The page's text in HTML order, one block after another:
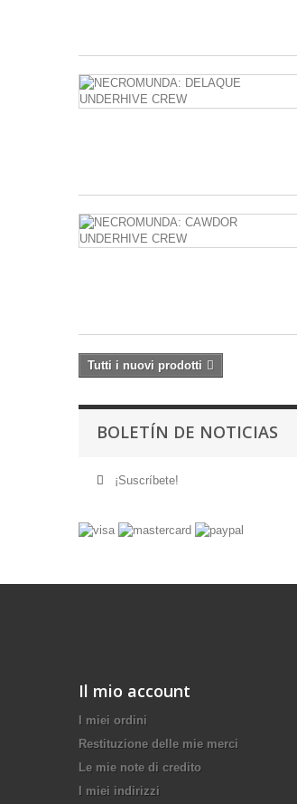
Tutti i nuovi prodotti
BOLETÍN DE NOTICIAS
¡Suscríbete!
Il mio account
I miei ordini
Restituzione delle mie merci
Le mie note di credito
I miei indirizzi